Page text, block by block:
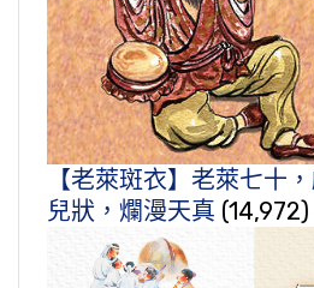
【老萊斑衣】老萊七十
兒狀，爛漫天真 (14,972)